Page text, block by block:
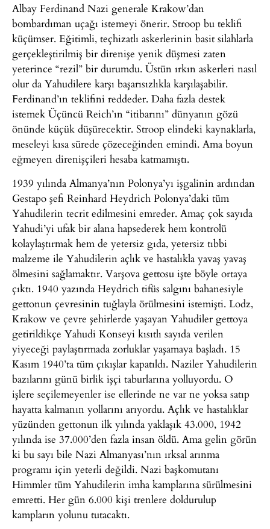
Albay Ferdinand Nazi generale Krakow’dan
bombardıman uçağı istemeyi önerir. Stroop bu teklifi
küçümser. Eğitimli, teçhizatlı askerlerinin basit silahlarla
gerçekleştirilmiş bir direnişe yenik düşmesi zaten
yeterince “rezil” bir durumdu. Üstün ırkın askerleri nasıl
olur da Yahudilere karşı başarısızlıkla karşılaşabilir.
Ferdinand’ın teklifini reddeder. Daha fazla destek
istemek Üçüncü Reich’ın “itibarını” dünyanın gözü
önünde küçük düşürecektir. Stroop elindeki kaynaklarla,
meseleyi kısa sürede çözeceğinden emindi. Ama boyun
eğmeyen direnişçileri hesaba katmamıştı.
1939 yılında Almanya’nın Polonya’yı işgalinin ardından
Gestapo şefi Reinhard Heydrich Polonya’daki tüm
Yahudilerin tecrit edilmesini emreder. Amaç çok sayıda
Yahudi’yi ufak bir alana hapsederek hem kontrolü
kolaylaştırmak hem de yetersiz gıda, yetersiz tıbbi
malzeme ile Yahudilerin açlık ve hastalıkla yavaş yavaş
ölmesini sağlamaktır. Varşova gettosu işte böyle ortaya
çıktı. 1940 yazında Heydrich tifüs salgını bahanesiyle
gettonun çevresinin tuğlayla örülmesini istemişti. Lodz,
Krakow ve çevre şehirlerde yaşayan Yahudiler gettoya
getirildikçe Yahudi Konseyi kısıtlı sayıda verilen
yiyeceği paylaştırmada zorluklar yaşamaya başladı. 15
Kasım 1940’ta tüm çıkışlar kapatıldı. Naziler Yahudilerin
bazılarını günü birlik işçi taburlarına yolluyordu. O
işlere seçilemeyenler ise ellerinde ne var ne yoksa satıp
hayatta kalmanın yollarını arıyordu. Açlık ve hastalıklar
yüzünden gettonun ilk yılında yaklaşık 43.000, 1942
yılında ise 37.000’den fazla insan öldü. Ama gelin görün
ki bu sayı bile Nazi Almanyası’nın ırksal arınma
programı için yeterli değildi. Nazi başkomutanı
Himmler tüm Yahudilerin imha kamplarına sürülmesini
emretti. Her gün 6.000 kişi trenlere doldurulup
kampların yolunu tutacaktı.